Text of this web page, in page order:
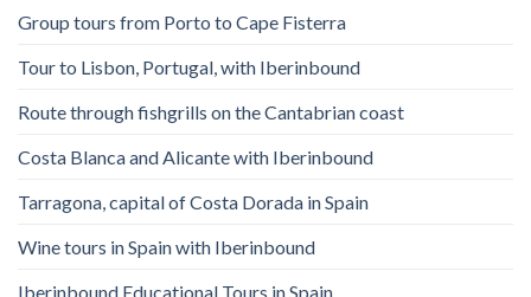
Group tours from Porto to Cape Fisterra
Tour to Lisbon, Portugal, with Iberinbound
Route through fishgrills on the Cantabrian coast
Costa Blanca and Alicante with Iberinbound
Tarragona, capital of Costa Dorada in Spain
Wine tours in Spain with Iberinbound
Iberinbound Educational Tours in Spain